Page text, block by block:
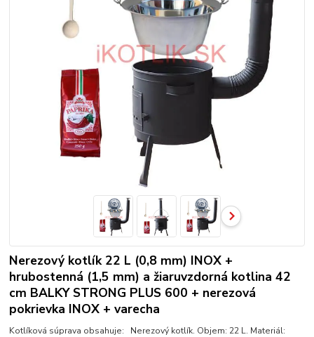
Nerezový kotlík 22 L (0,8 mm) INOX +
hrubostenná (1,5 mm) a žiaruvzdorná kotlina 42
cm BALKY STRONG PLUS 600 + nerezová
pokrievka INOX + varecha
Kotlíková súprava obsahuje: Nerezový kotlík. Objem: 22 L. Materiál: